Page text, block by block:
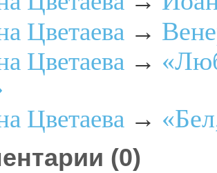
Цветаева →
Цветаева →
Цветаева →
(0)